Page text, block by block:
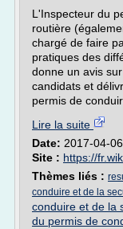
L'Inspecteur du
routière
chargé de faire
pratiques des
donne un avis
candidats et
permis de
Lire la suite
Date: 2017-04-
Site : https://
Thèmes liés :
conduire et de la
conduire et de la
du permis de